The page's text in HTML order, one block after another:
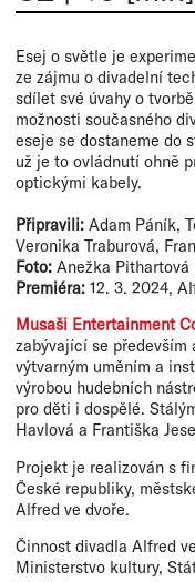
Esej o světle je
ze zájmu o divadelní
sdílet své úvahy o
možnosti současného
eseje se dostaneme do
už je to ovládnutí ohně
optickými kabely.
Připravili: Adam Páník,
Veronika Traburová,
Foto: Anežka Pithartová
Premiéra: 12. 3. 2024,
Musaši Entertainment
zabývající se především
výtvarným uměním a
výrobou hudebních
pro děti i dospělé.
Havlová a Františka
Projekt je realizován s
České republiky,
Alfred ve dvoře.
Činnost divadla Alfred
Ministerstvo kultury,